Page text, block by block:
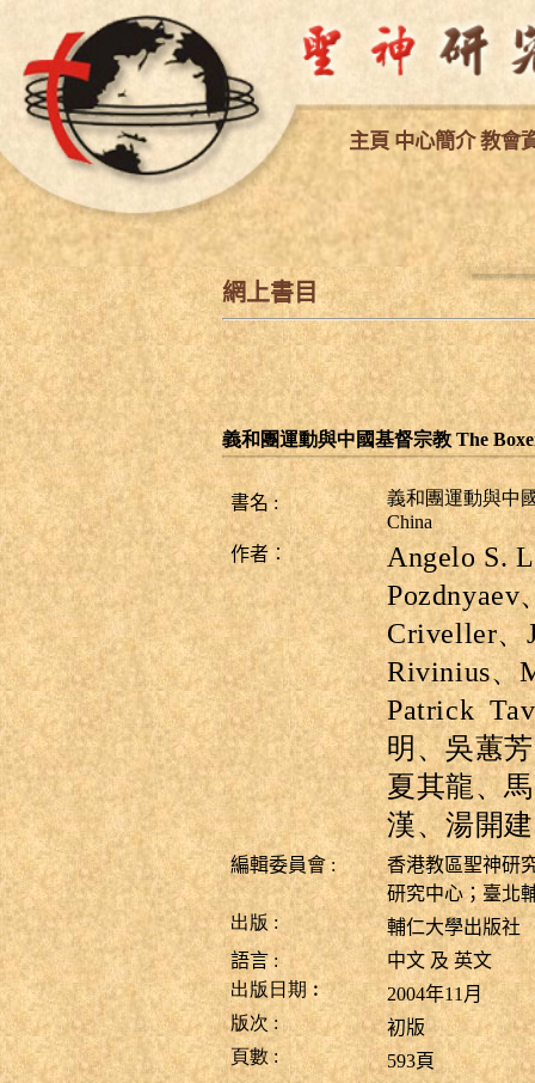
主頁 中心簡介 教會
網上書目
義和團運動與中國基督宗教 The
書名:
義和團運動與中
China
作者︰
Angelo S.
Pozdnyaev
Criveller、
Rivinius、
Patrick
明、吳蕙芳
夏其龍、
漢、湯開建
編輯委員會 :
香港教區聖神研
研究中心；臺北
出版 :
輔仁大學出版社
語言 :
中文 及 英文
出版日期︰
2004年11月
版次:
初版
頁數: 593頁